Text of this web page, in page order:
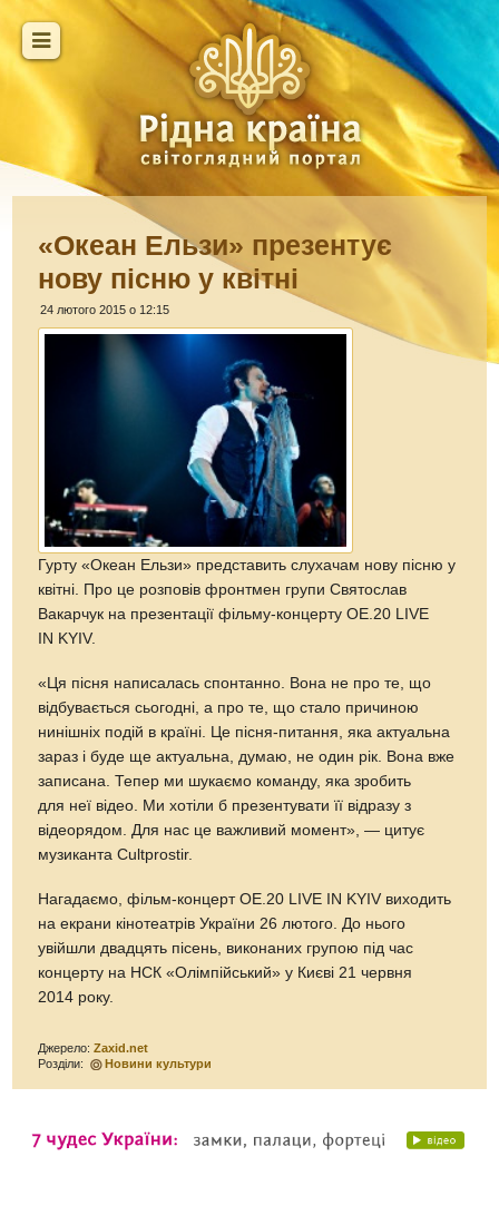
«Океан Ельзи» презентує
нову пісню у квітні
24 лютого 2015 о 12:15
Гурту «Океан Ельзи» представить слухачам нову пісню у
квітні. Про це розповів фронтмен групи Святослав
Вакарчук на презентації фільму-концерту ОЕ.20 LIVE
IN KYIV.
«Ця пісня написалась спонтанно. Вона не про те, що
відбувається сьогодні, а про те, що стало причиною
нинішніх подій в країні. Це пісня-питання, яка актуальна
зараз і буде ще актуальна, думаю, не один рік. Вона вже
записана. Тепер ми шукаємо команду, яка зробить
для неї відео. Ми хотіли б презентувати її відразу з
відеорядом. Для нас це важливий момент», — цитує
музиканта Cultprostir.
Нагадаємо, фільм-концерт ОЕ.20 LIVE IN KYIV виходить
на екрани кінотеатрів України 26 лютого. До нього
увійшли двадцять пісень, виконаних групою під час
концерту на НСК «Олімпійський» у Києві 21 червня
2014 року.
Джерело:Zaxid.net
Розділи:
Новини культури